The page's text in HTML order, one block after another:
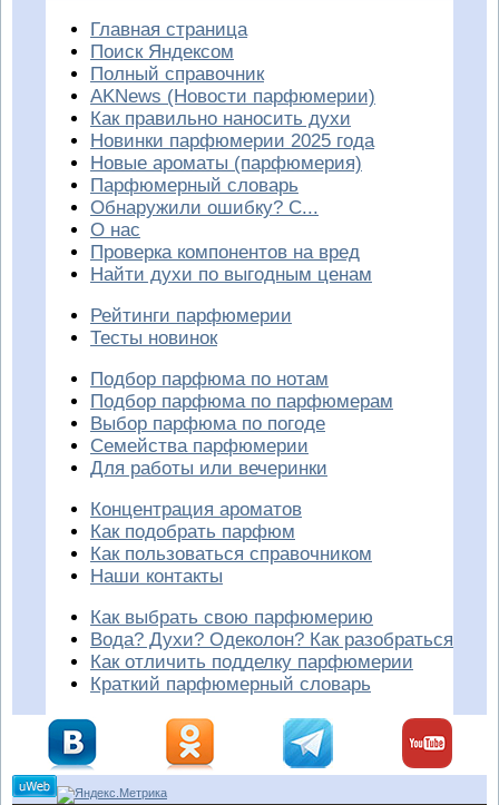
Главная страница
Поиск Яндексом
Полный справочник
AKNews (Новости парфюмерии)
Как правильно наносить духи
Новинки парфюмерии 2025 года
Новые ароматы (парфюмерия)
Парфюмерный словарь
Обнаружили ошибку? С...
О нас
Проверка компонентов на вред
Найти духи по выгодным ценам
Рейтинги парфюмерии
Тесты новинок
Подбор парфюма по нотам
Подбор парфюма по парфюмерам
Выбор парфюма по погоде
Семейства парфюмерии
Для работы или вечеринки
Концентрация ароматов
Как подобрать парфюм
Как пользоваться справочником
Наши контакты
Как выбрать свою парфюмерию
Вода? Духи? Одеколон? Как разобраться
Как отличить подделку парфюмерии
Краткий парфюмерный словарь